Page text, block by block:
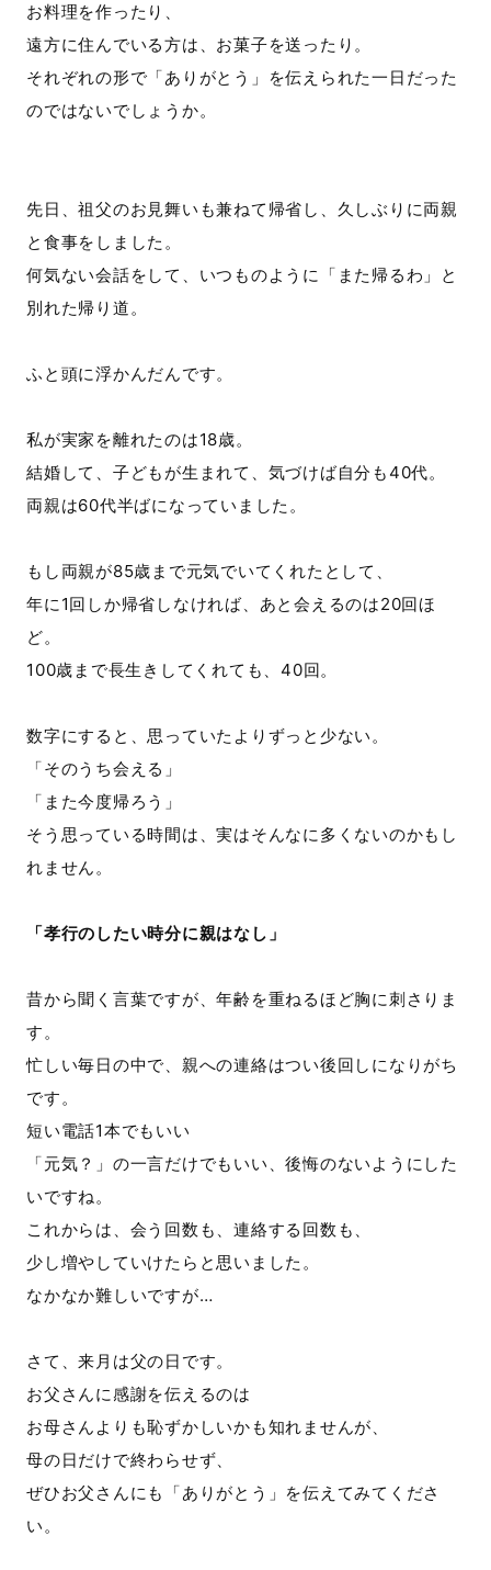
お料理を作ったり、
遠方に住んでいる方は、お菓子を送ったり。
それぞれの形で「ありがとう」を伝えられた一日だった
のではないでしょうか。
先日、祖父のお見舞いも兼ねて帰省し、久しぶりに両親
と食事をしました。
何気ない会話をして、いつものように「また帰るわ」と
別れた帰り道。
ふと頭に浮かんだんです。
私が実家を離れたのは18歳。
結婚して、子どもが生まれて、気づけば自分も40代。
両親は60代半ばになっていました。
もし両親が85歳まで元気でいてくれたとして、
年に1回しか帰省しなければ、あと会えるのは20回ほ
ど。
100歳まで長生きしてくれても、40回。
数字にすると、思っていたよりずっと少ない。
「そのうち会える」
「また今度帰ろう」
そう思っている時間は、実はそんなに多くないのかもし
れません。
「孝行のしたい時分に親はなし」
昔から聞く言葉ですが、年齢を重ねるほど胸に刺さりま
す。
忙しい毎日の中で、親への連絡はつい後回しになりがち
です。
短い電話1本でもいい
「元気？」の一言だけでもいい、後悔のないようにした
いですね。
これからは、会う回数も、連絡する回数も、
少し増やしていけたらと思いました。
なかなか難しいですが…
さて、来月は父の日です。
お父さんに感謝を伝えるのは
お母さんよりも恥ずかしいかも知れませんが、
母の日だけで終わらせず、
ぜひお父さんにも「ありがとう」を伝えてみてくださ
い。